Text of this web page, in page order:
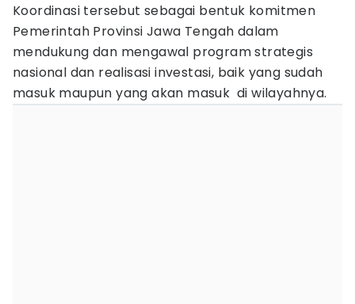
Koordinasi tersebut sebagai bentuk komitmen
Pemerintah Provinsi Jawa Tengah dalam
mendukung dan mengawal program strategis
nasional dan realisasi investasi, baik yang sudah
masuk maupun yang akan masuk di wilayahnya.